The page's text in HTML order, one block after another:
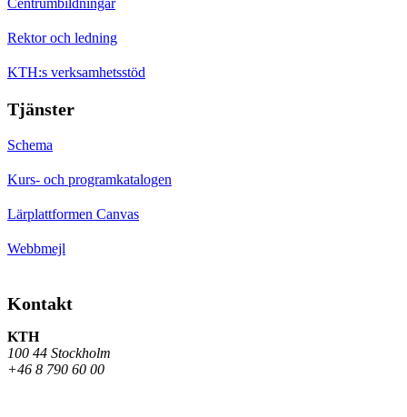
Centrumbildningar
Rektor och ledning
KTH:s verksamhetsstöd
Tjänster
Schema
Kurs- och programkatalogen
Lärplattformen Canvas
Webbmejl
Kontakt
KTH
100 44 Stockholm
+46 8 790 60 00